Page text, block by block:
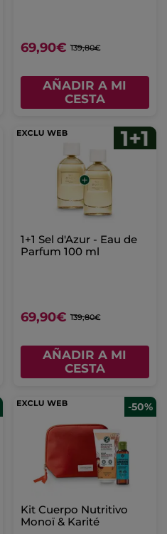
69,90€ 139,80€
AÑADIR A MI
CESTA
1+1 Sel d'Azur - Eau de
Parfum 100 ml
69,90€ 139,80€
AÑADIR A MI
CESTA
-50%
Kit Cuerpo Nutritivo
Monoï & Karité